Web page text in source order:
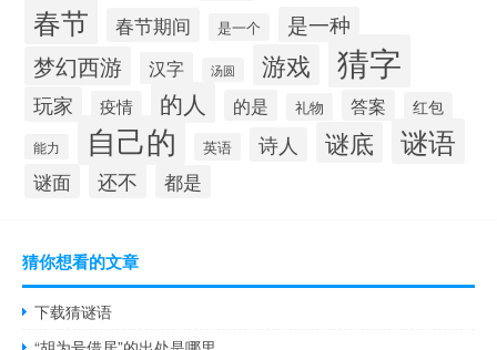
春节 春节期间 是一个 是一种
梦幻西游 汉字 汤圆 游戏 猜字
玩家 疫情 的人 的是 礼物 答案 红包
能力 自己的 英语 诗人 谜底 谜语
谜面 还不 都是
猜你想看的文章
下载猜谜语